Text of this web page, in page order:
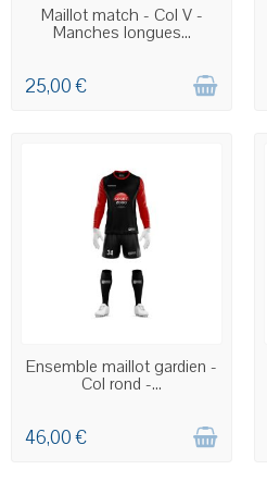
COMMANDE PERSONNALISÉE
Maillot match - Col V -
Manches longues...
25,00 €
COMMANDE PERSONNALISÉE
Ensemble maillot gardien -
Col rond -...
46,00 €